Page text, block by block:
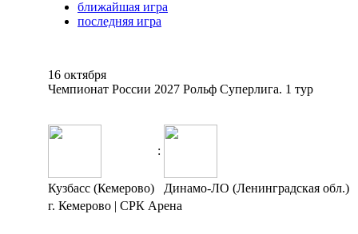
ближайшая игра
последняя игра
16 октября
Чемпионат России 2027 Рольф Суперлига. 1 тур
:
Кузбасс (Кемерово)
Динамо-ЛО (Ленинградская обл.)
г. Кемерово | СРК Арена